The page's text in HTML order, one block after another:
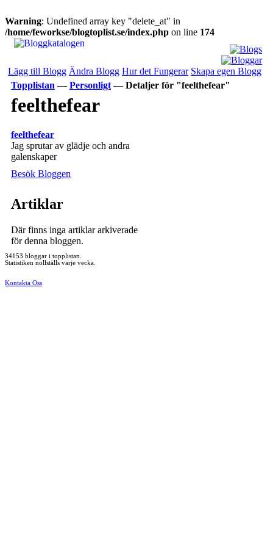
Warning: Undefined array key "delete_at" in
/home/feworkse/blogtoplist.se/index.php on line 174
Lägg till Blogg Ändra Blogg Hur det Fungerar Skapa egen Blogg
Topplistan — Personligt — Detaljer för "feelthefear"
feelthefear
feelthefear
Jag sprutar av glädje och andra
galenskaper
Besök Bloggen
Artiklar
Där finns inga artiklar arkiverade
för denna bloggen.
34153 bloggar i topplistan.
Statistiken nollställs varje vecka.
Kontakta Oss